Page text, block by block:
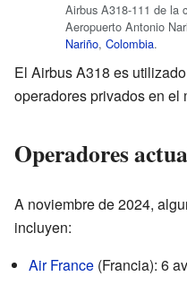
Airbus A318-111 de la
Aeropuerto Antonio
Nariño, Colombia.
El Airbus A318 es
operadores privados en el
Operadores
A noviembre de 2024,
incluyen:
Air France (Francia): 6